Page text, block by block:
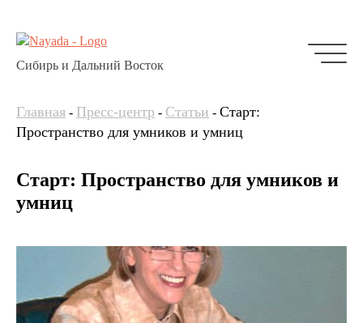
Сибирь и Дальний Восток
Главная - Пресс-центр - Статьи - Старт:
Пространство для умников и умниц
Старт: Пространство для умников и
умниц